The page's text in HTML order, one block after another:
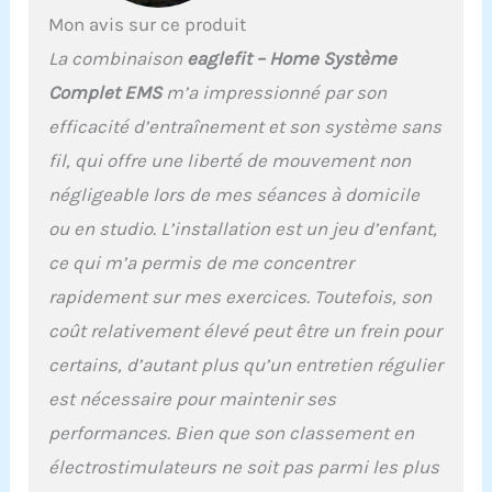
comme une seconde
les câbles gênants
Contrôle via PowerBox et
application : contrôlez les
20 électrodes
individuellement selon
et vos objectifs
d'entraînement via notre
PowerBox fournie et
l'application eaglefit
gratuite Confortable et
survêtement possède
des propriétés
extensible grâce à son
tissu extensible de
permet un ajustement
Mon avis sur ce produit
La combinaison eaglefit – Home Système
Complet EMSm’a impressionné par son
efficacité d’entraînement et son système sans
fil, qui offre une liberté de mouvement non
négligeable lors de mes séances à domicile
ou en studio. L’installation est un jeu d’enfant,
ce qui m’a permis de me concentrer
rapidement sur mes exercices. Toutefois, son
coût relativement élevé peut être un frein pour
certains, d’autant plus qu’un entretien régulier
est nécessaire pour maintenir ses
performances. Bien que son classement en
électrostimulateurs ne soit pas parmi les plus